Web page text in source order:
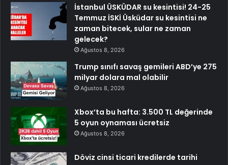
İstanbul ÜSKÜDAR su kesintisi! 24-25
Temmuz İSKİ Üsküdar su kesintisi ne
zaman bitecek, sular ne zaman
gelecek?
Ağustos 8, 2026
Trump sınıfı savaş gemileri ABD’ye 275
milyar dolara mal olabilir
Ağustos 8, 2026
Xbox’ta bu hafta: 3.500 TL değerinde
5 oyun oynaması ücretsiz
Ağustos 8, 2026
Döviz cinsi ticari kredilerde tarihi